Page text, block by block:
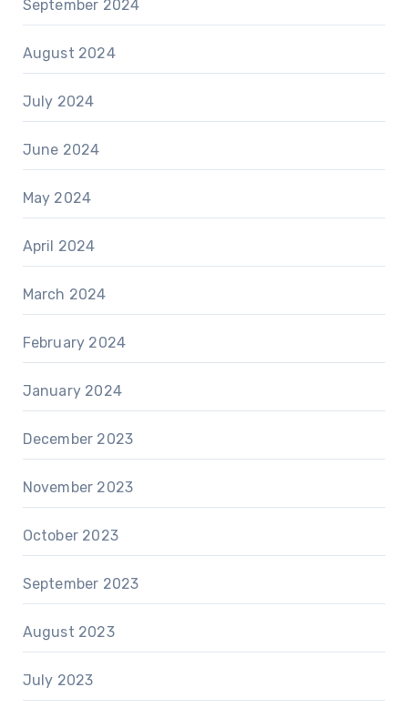
September 2024
August 2024
July 2024
June 2024
May 2024
April 2024
March 2024
February 2024
January 2024
December 2023
November 2023
October 2023
September 2023
August 2023
July 2023